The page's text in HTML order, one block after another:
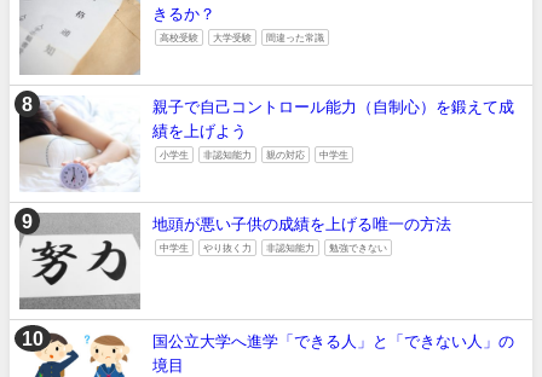
きるか？
高校受験 大学受験 間違った常識
親子で自己コントロール能力（自制心）を鍛えて成
績を上げよう
小学生 非認知能力 親の対応 中学生
地頭が悪い子供の成績を上げる唯一の方法
中学生 やり抜く力 非認知能力 勉強できない
国公立大学へ進学「できる人」と「できない人」の
境目